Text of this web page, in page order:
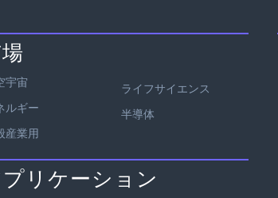
宇宙
ルギー
産業用
ライフサイエンス
半導体
リケーション